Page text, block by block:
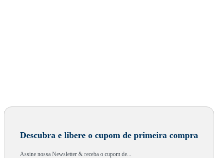
Descubra e libere o cupom de primeira compra
Assine nossa Newsletter & receba o cupom de...